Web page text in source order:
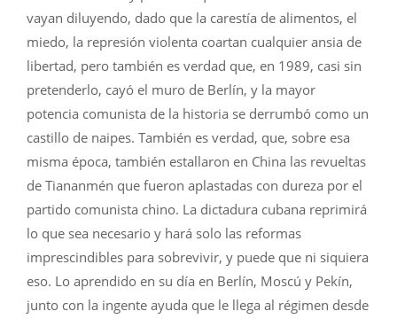
vayan diluyendo, dado que la carestía de alimentos, el
miedo, la represión violenta coartan cualquier ansia de
libertad, pero también es verdad que, en 1989, casi sin
pretenderlo, cayó el muro de Berlín, y la mayor
potencia comunista de la historia se derrumbó como un
castillo de naipes. También es verdad, que, sobre esa
misma época, también estallaron en China las revueltas
de Tiananmén que fueron aplastadas con dureza por el
partido comunista chino. La dictadura cubana reprimirá
lo que sea necesario y hará solo las reformas
imprescindibles para sobrevivir, y puede que ni siquiera
eso. Lo aprendido en su día en Berlín, Moscú y Pekín,
junto con la ingente ayuda que le llega al régimen desde